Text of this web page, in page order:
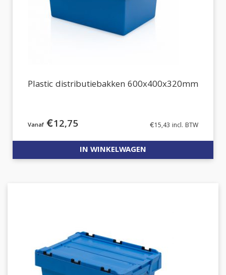
Plastic distributiebakken 600x400x320mm
€12,75 €15,43 incl. BTW
IN WINKELWAGEN